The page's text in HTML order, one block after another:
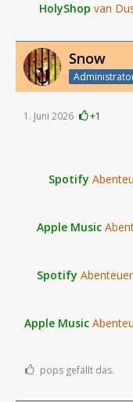
HolyShop van
Snow
1. Juni 2026 +1
Spotify
Apple Music
Spotify
Apple Music
pops gefällt das.